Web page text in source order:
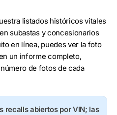
listados históricos vitales
subastas y concesionarios
en línea, puedes ver la foto
un informe completo,
de fotos de cada
recalls abiertos por VIN; las